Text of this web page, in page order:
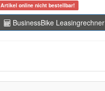
Artikel online nicht bestellbar!
BusinessBike Leasingrechner